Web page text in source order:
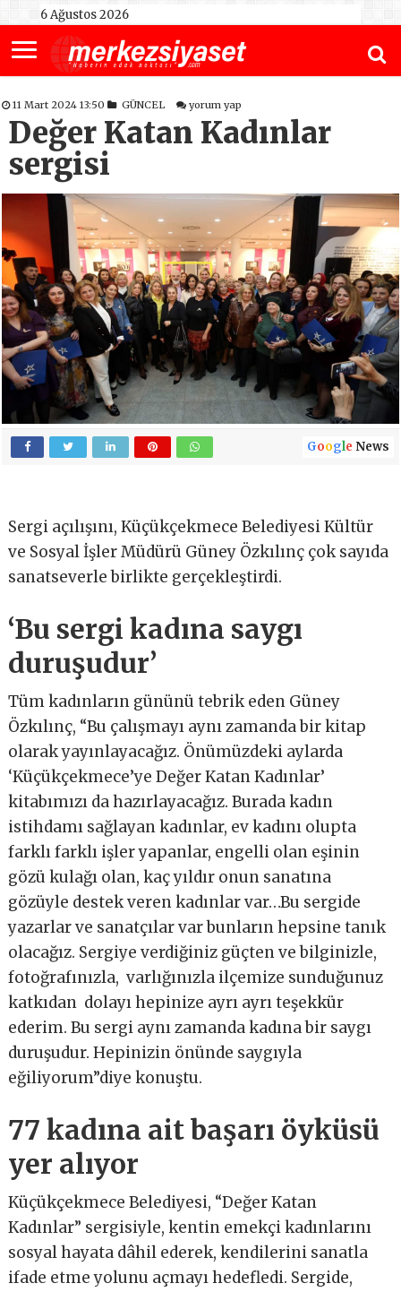
6 Ağustos 2026
11 Mart 2024 13:50 GÜNCEL yorum yap
Değer Katan Kadınlar
sergisi
Google News
Sergi açılışını, Küçükçekmece Belediyesi Kültür
ve Sosyal İşler Müdürü Güney Özkılınç çok sayıda
sanatseverle birlikte gerçekleştirdi.
‘Bu sergi kadına saygı
duruşudur’
Tüm kadınların gününü tebrik eden Güney
Özkılınç, “Bu çalışmayı aynı zamanda bir kitap
olarak yayınlayacağız. Önümüzdeki aylarda
‘Küçükçekmece’ye Değer Katan Kadınlar’
kitabımızı da hazırlayacağız. Burada kadın
istihdamı sağlayan kadınlar, ev kadını olupta
farklı farklı işler yapanlar, engelli olan eşinin
gözü kulağı olan, kaç yıldır onun sanatına
gözüyle destek veren kadınlar var…Bu sergide
yazarlar ve sanatçılar var bunların hepsine tanık
olacağız. Sergiye verdiğiniz güçten ve bilginizle,
fotoğrafınızla, varlığınızla ilçemize sunduğunuz
katkıdan dolayı hepinize ayrı ayrı teşekkür
ederim. Bu sergi aynı zamanda kadına bir saygı
duruşudur. Hepinizin önünde saygıyla
eğiliyorum”diye konuştu.
77 kadına ait başarı öyküsü
yer alıyor
Küçükçekmece Belediyesi, “Değer Katan
Kadınlar” sergisiyle, kentin emekçi kadınlarını
sosyal hayata dâhil ederek, kendilerini sanatla
ifade etme yolunu açmayı hedefledi. Sergide,